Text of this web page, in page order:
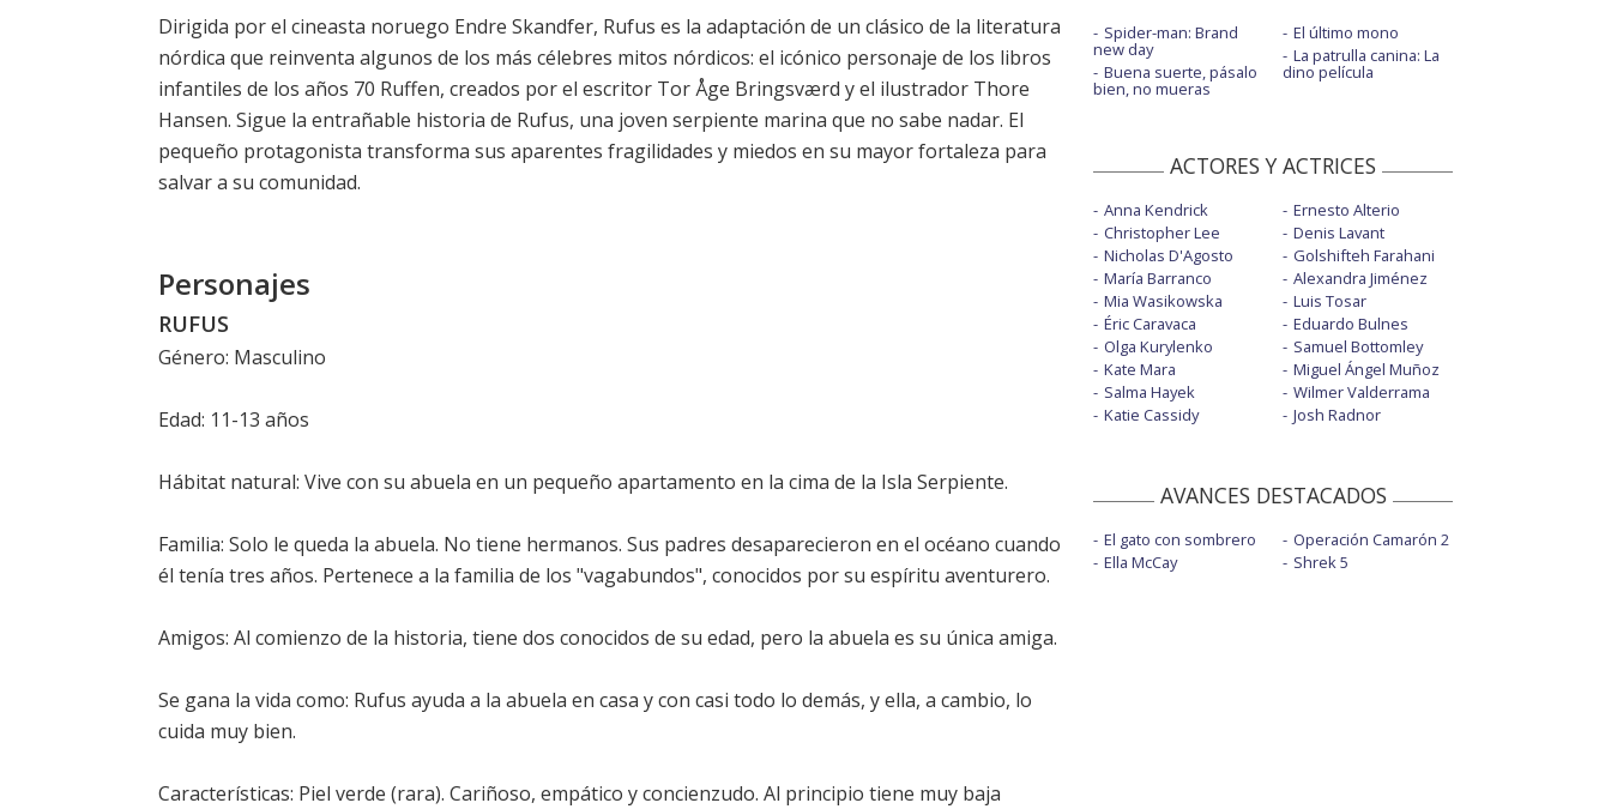
Dirigida por el cineasta noruego Endre Skandfer, Rufus es la adaptación de un clásico de la literatura
nórdica que reinventa algunos de los más célebres mitos nórdicos: el icónico personaje de los libros
infantiles de los años 70 Ruffen, creados por el escritor Tor Åge Bringsværd y el ilustrador Thore
Hansen. Sigue la entrañable historia de Rufus, una joven serpiente marina que no sabe nadar. El
pequeño protagonista transforma sus aparentes fragilidades y miedos en su mayor fortaleza para
salvar a su comunidad.
Personajes
RUFUS
Género: Masculino
Edad: 11-13 años
Hábitat natural: Vive con su abuela en un pequeño apartamento en la cima de la Isla Serpiente.
Familia: Solo le queda la abuela. No tiene hermanos. Sus padres desaparecieron en el océano cuando
él tenía tres años. Pertenece a la familia de los "vagabundos", conocidos por su espíritu aventurero.
Amigos: Al comienzo de la historia, tiene dos conocidos de su edad, pero la abuela es su única amiga.
Se gana la vida como: Rufus ayuda a la abuela en casa y con casi todo lo demás, y ella, a cambio, lo
cuida muy bien.
Características: Piel verde (rara). Cariñoso, empático y concienzudo. Al principio tiene muy baja
Spider-man: Brand
new day
Buena suerte, pásalo
bien, no mueras
El último mono
La patrulla canina: La
dino película
ACTORES Y ACTRICES
Anna Kendrick
Christopher Lee
Nicholas D'Agosto
María Barranco
Mia Wasikowska
Éric Caravaca
Olga Kurylenko
Kate Mara
Salma Hayek
Katie Cassidy
Ernesto Alterio
Denis Lavant
Golshifteh Farahani
Alexandra Jiménez
Luis Tosar
Eduardo Bulnes
Samuel Bottomley
Miguel Ángel Muñoz
Wilmer Valderrama
Josh Radnor
AVANCES DESTACADOS
El gato con sombrero
Ella McCay
Operación Camarón 2
Shrek 5